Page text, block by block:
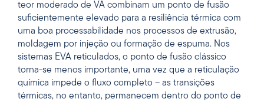
teor moderado de VA combinam um ponto de fusão
suficientemente elevado para a resiliência térmica com
uma boa processabilidade nos processos de extrusão,
moldagem por injeção ou formação de espuma. Nos
sistemas EVA reticulados, o ponto de fusão clássico
torna-se menos importante, uma vez que a reticulação
química impede o fluxo completo – as transições
térmicas, no entanto, permanecem dentro do ponto de